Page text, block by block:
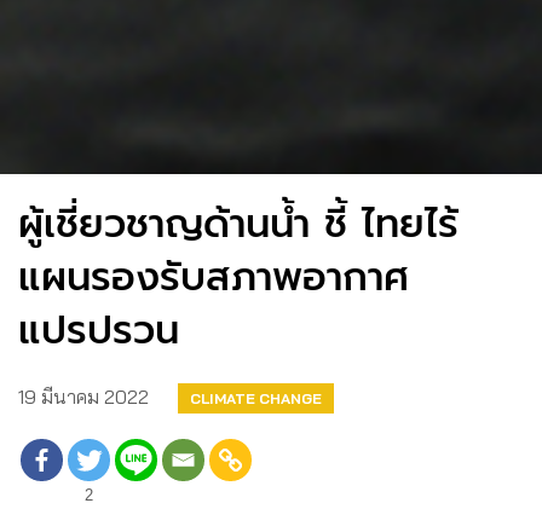
ผู้เชี่ยวชาญด้านน้ำ ชี้ ไทยไร้
แผนรองรับสภาพอากาศ
แปรปรวน
19 มีนาคม 2022 CLIMATE CHANGE
2